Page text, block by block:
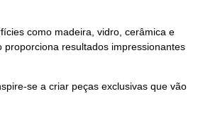
como madeira, vidro, cerâmica e
proporciona resultados impressionantes
se a criar peças exclusivas que vão